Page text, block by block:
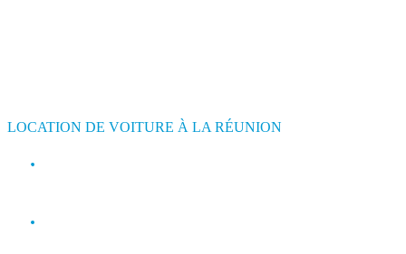
LOCATION DE VOITURE À LA RÉUNION
0693 39 80 30